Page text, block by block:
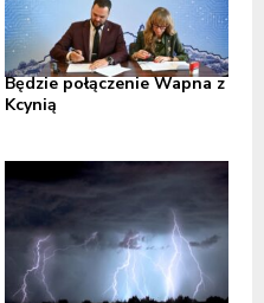
Będzie połączenie Wapna z
Kcynią